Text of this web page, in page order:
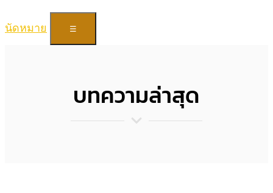
นัดหมาย ☰
บทความล่าสุด